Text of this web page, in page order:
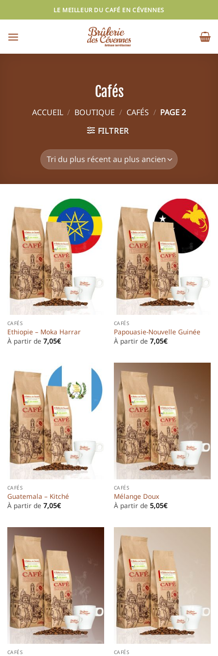
au
LE MEILLEUR DU CAFÉ EN CÉVENNES
Cafés
ACCUEIL / BOUTIQUE / CAFÉS / PAGE 2
FILTRER
CAFÉS
Ethiopie – Moka Harrar
À partir de 7,05€
CAFÉS
Papouasie-Nouvelle Guinée
À partir de 7,05€
CAFÉS
Guatemala – Kitché
À partir de 7,05€
CAFÉS
Mélange Doux
À partir de 5,05€
CAFÉS CAFÉS